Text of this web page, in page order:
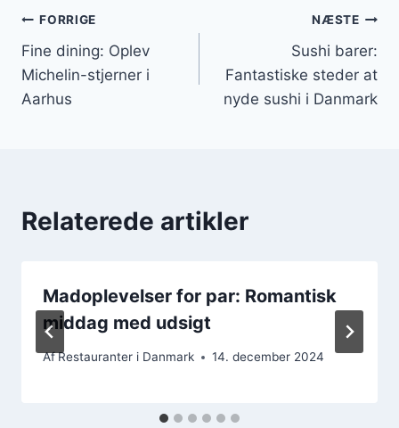
Indlægsnavigation
FORRIGE
Fine dining: Oplev
Michelin-stjerner i
Aarhus
NÆSTE
Sushi barer:
Fantastiske steder at
nyde sushi i Danmark
Relaterede artikler
Madoplevelser for par: Romantisk
middag med udsigt
AfRestauranter i Danmark 14. december 2024